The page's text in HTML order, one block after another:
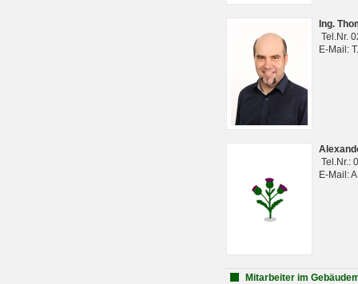
Ing.
Tel.Nr.
E-Mail:
Tel.Nr.:
E-Mail:
Mitarbeiter im